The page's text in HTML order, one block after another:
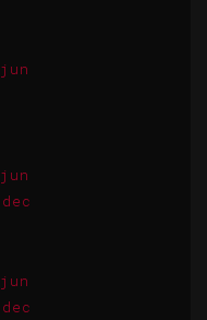
jun
jun
dec
jun
dec